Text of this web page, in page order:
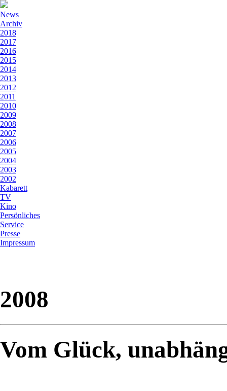
News
Archiv
2018
2017
2016
2015
2014
2013
2012
2011
2010
2009
2008
2007
2006
2005
2004
2003
2002
Kabarett
TV
Kino
Persönliches
Service
Presse
Impressum
2008
Vom Glück,